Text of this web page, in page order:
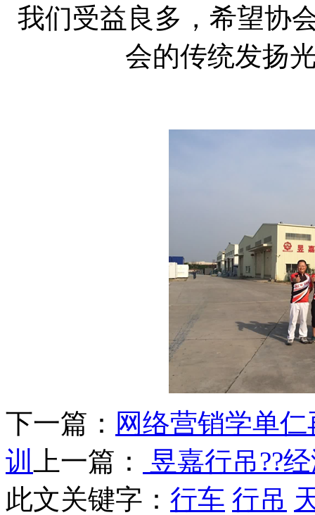
我们受益良多， 希望协
会的传统发扬
下一篇： 网络营销学单
训
上一篇：
昱嘉行吊??
此文关键字： 行车 行吊